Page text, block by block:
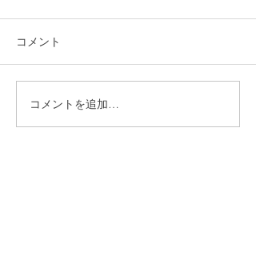
福岡市植物園「ときめき
ショップ」に出店してい
コメント
コメントを追加…